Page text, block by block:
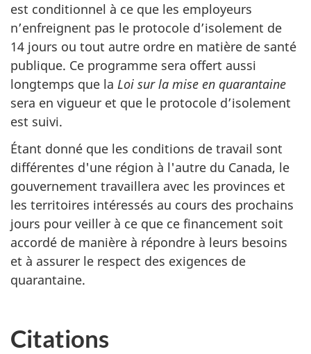
est conditionnel à ce que les employeurs
n’enfreignent pas le protocole d’isolement de
14 jours ou tout autre ordre en matière de santé
publique. Ce programme sera offert aussi
longtemps que la Loi sur la mise en quarantaine
sera en vigueur et que le protocole d’isolement
est suivi.
Étant donné que les conditions de travail sont
différentes d'une région à l'autre du Canada, le
gouvernement travaillera avec les provinces et
les territoires intéressés au cours des prochains
jours pour veiller à ce que ce financement soit
accordé de manière à répondre à leurs besoins
et à assurer le respect des exigences de
quarantaine.
Citations